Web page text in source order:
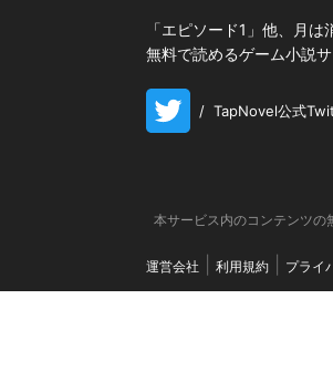
「エピソード1」他、月
無料で読めるゲーム小説サ
/ TapNovel公式
本サービス内のコンテンツの
運営会社 利用規約 プライ